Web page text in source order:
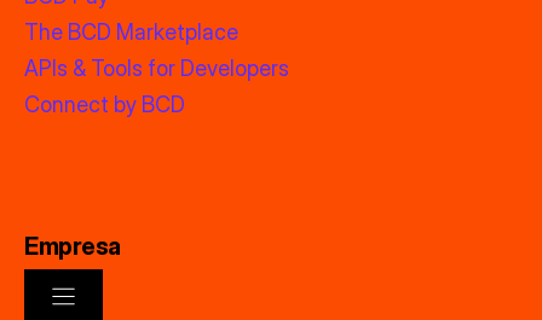
The BCD Marketplace
APIs & Tools for Developers
Connect by BCD
Empresa